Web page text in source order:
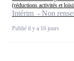
(réductions activités et
Intérim - Non
Publié il y a 16 jours